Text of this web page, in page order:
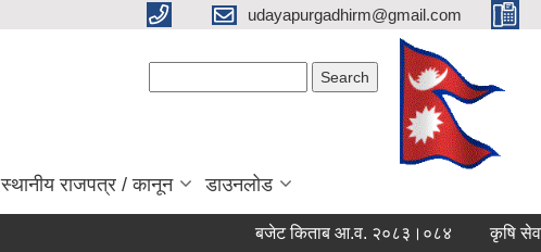
udayapurgadhirm@gmail.com
स्थानीय राजपत्र / कानून डाउनलोड
बजेट किताब आ.व. २०८३।०८४ कृषि सेवा